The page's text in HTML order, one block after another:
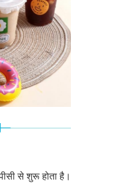
से शुरू होता है।